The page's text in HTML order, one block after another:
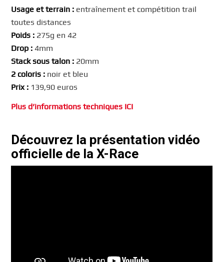
Usage et terrain : entraînement et compétition trail
toutes distances
Poids : 275g en 42
Drop : 4mm
Stack sous talon : 20mm
2 coloris : noir et bleu
Prix : 139,90 euros
Plus d’informations techniques ICI
Découvrez la présentation vidéo
officielle de la X-Race